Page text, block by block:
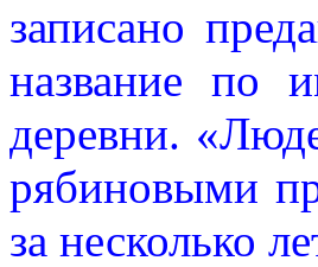
записано
название по
деревни.
рябиновыми
за несколько